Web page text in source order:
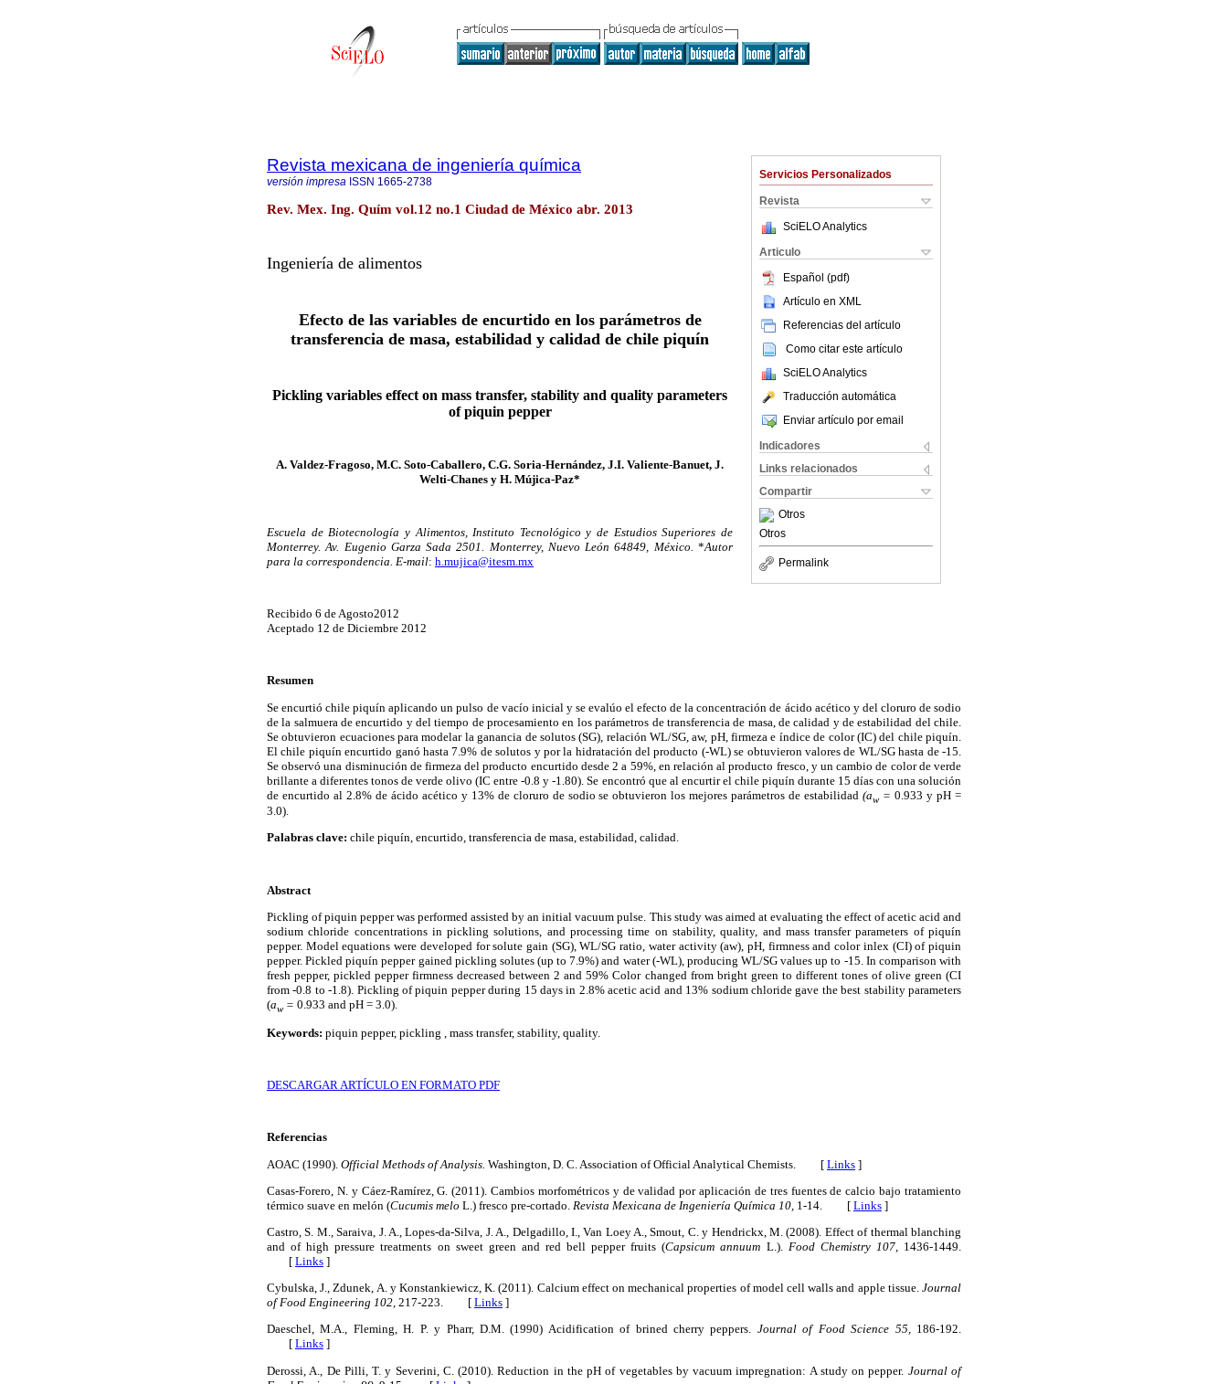
Servicios Personalizados
Revista
SciELO Analytics
Articulo
Español (pdf)
Artículo en XML
Referencias del artículo
Como citar este artículo
SciELO Analytics
Traducción automática
Enviar artículo por email
Indicadores
Links relacionados
Compartir
Otros
Otros
Permalink
Revista mexicana de ingeniería química
versión impresa ISSN 1665-2738
Rev. Mex. Ing. Quím vol.12 no.1 Ciudad de México abr. 2013
Ingeniería de alimentos
Efecto de las variables de encurtido en los parámetros de
transferencia de masa, estabilidad y calidad de chile piquín
Pickling variables effect on mass transfer, stability and quality parameters
of piquin pepper
A. Valdez-Fragoso, M.C. Soto-Caballero, C.G. Soria-Hernández, J.I. Valiente-Banuet, J.
Welti-Chanes y H. Mújica-Paz*
Escuela de Biotecnología y Alimentos, Instituto Tecnológico y de Estudios Superiores de
Monterrey. Av. Eugenio Garza Sada 2501. Monterrey, Nuevo León 64849, México. *Autor
para la correspondencia. E-mail: h.mujica@itesm.mx
Recibido 6 de Agosto2012
Aceptado 12 de Diciembre 2012
Resumen
Se encurtió chile piquín aplicando un pulso de vacío inicial y se evalúo el efecto de la concentración de ácido acético y del cloruro de sodio
de la salmuera de encurtido y del tiempo de procesamiento en los parámetros de transferencia de masa, de calidad y de estabilidad del chile.
Se obtuvieron ecuaciones para modelar la ganancia de solutos (SG), relación WL/SG, aw, pH, firmeza e índice de color (IC) del chile piquín.
El chile piquín encurtido ganó hasta 7.9% de solutos y por la hidratación del producto (-WL) se obtuvieron valores de WL/SG hasta de -15.
Se observó una disminución de firmeza del producto encurtido desde 2 a 59%, en relación al producto fresco, y un cambio de color de verde
brillante a diferentes tonos de verde olivo (IC entre -0.8 y -1.80). Se encontró que al encurtir el chile piquín durante 15 días con una solución
de encurtido al 2.8% de ácido acético y 13% de cloruro de sodio se obtuvieron los mejores parámetros de estabilidad(aw = 0.933 y pH =
3.0).
Palabras clave: chile piquín, encurtido, transferencia de masa, estabilidad, calidad.
Abstract
Pickling of piquin pepper was performed assisted by an initial vacuum pulse. This study was aimed at evaluating the effect of acetic acid and
sodium chloride concentrations in pickling solutions, and processing time on stability, quality, and mass transfer parameters of piquín
pepper. Model equations were developed for solute gain (SG), WL/SG ratio, water activity (aw), pH, firmness and color inlex (CI) of piquin
pepper. Pickled piquín pepper gained pickling solutes (up to 7.9%) and water (-WL), producing WL/SG values up to -15. In comparison with
fresh pepper, pickled pepper firmness decreased between 2 and 59% Color changed from bright green to different tones of olive green (CI
from -0.8 to -1.8). Pickling of piquin pepper during 15 days in 2.8% acetic acid and 13% sodium chloride gave the best stability parameters
(aw = 0.933 and pH = 3.0).
Keywords: piquin pepper, pickling , mass transfer, stability, quality.
DESCARGAR ARTÍCULO EN FORMATO PDF
Referencias
AOAC (1990). Official Methods of Analysis. Washington, D. C. Association of Official Analytical Chemists. [ Links ]
Casas-Forero, N. y Cáez-Ramírez, G. (2011). Cambios morfométricos y de validad por aplicación de tres fuentes de calcio bajo tratamiento
térmico suave en melón (Cucumis melo L.) fresco pre-cortado. Revista Mexicana de Ingeniería Química 10, 1-14. [ Links ]
Castro, S. M., Saraiva, J. A., Lopes-da-Silva, J. A., Delgadillo, I., Van Loey A., Smout, C. y Hendrickx, M. (2008). Effect of thermal blanching
and of high pressure treatments on sweet green and red bell pepper fruits (Capsicum annuum L.). Food Chemistry 107,
1436-1449.
[ Links ]
Cybulska, J., Zdunek, A. y Konstankiewicz, K. (2011). Calcium effect on mechanical properties of model cell walls and apple tissue. Journal
of Food Engineering 102, 217-223. [ Links ]
Daeschel, M.A., Fleming, H. P. y Pharr, D.M. (1990) Acidification of brined cherry peppers. Journal of Food Science 55,186-192.
[ Links ]
Derossi, A., De Pilli, T. y Severini, C. (2010). Reduction in the pH of vegetables by vacuum impregnation: A study on pepper. Journal of